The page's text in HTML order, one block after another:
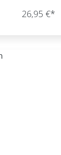
26,95 €*